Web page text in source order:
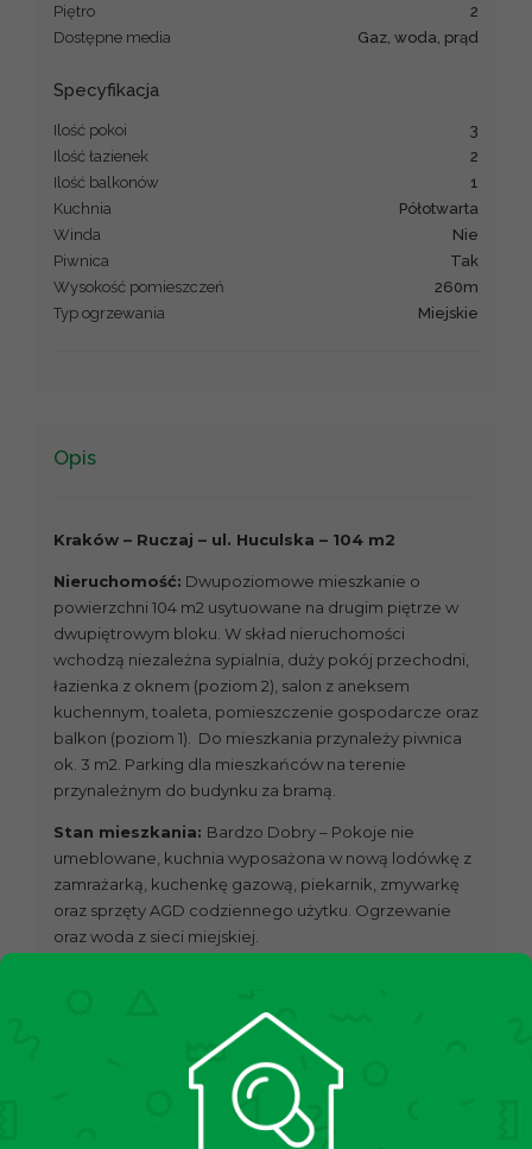
Piętro
2
Dostępne media
gaz, woda, prąd
Specyfikacja
Ilość pokoi
3
Ilość łazienek
2
Ilość balkonów
1
Kuchnia
półotwarta
Winda
Nie
Piwnica
Tak
Wysokość pomieszczeń
260m
Typ ogrzewania
miejskie
Opis
Kraków – Ruczaj – ul. Huculska – 104 m2
Nieruchomość: Dwupoziomowe mieszkanie o
powierzchni 104 m2 usytuowane na drugim piętrze w
dwupiętrowym bloku. W skład nieruchomości
wchodzą niezależna sypialnia, duży pokój przechodni,
łazienka z oknem (poziom 2), salon z aneksem
kuchennym, toaleta, pomieszczenie gospodarcze oraz
balkon (poziom 1). Do mieszkania przynależy piwnica
ok. 3 m2. Parking dla mieszkańców na terenie
przynależnym do budynku za bramą.
Stan mieszkania: Bardzo Dobry – Pokoje nie
umeblowane, kuchnia wyposażona w nową lodówkę z
zamrażarką, kuchenkę gazową, piekarnik, zmywarkę
oraz sprzęty AGD codziennego użytku. Ogrzewanie
oraz woda z sieci miejskiej.
Nieruchomość znajduje się w spokojnej,
zielonej okolicy, a jednoczenie w niedalekiej
odległości od przystanku tramwajowo-autobusowego
Łagiewniki – SKA oraz autobusowego Krokusowa. W